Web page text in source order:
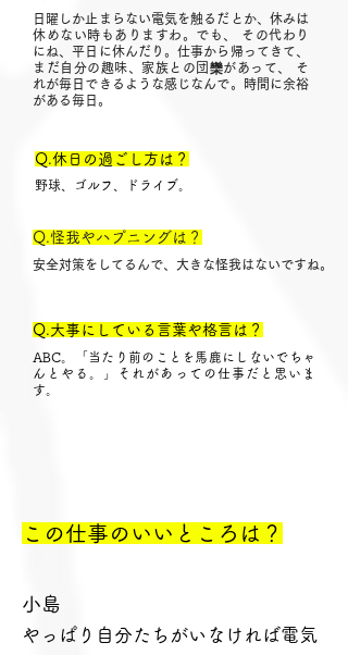
日曜しか止まらない電気を触るだとか、休みは
休めない時もありますわ。でも、 その代わり
にね、平日に休んだり。仕事から帰ってきて、
まだ自分の趣味、家族との団欒があって、 そ
れが毎日できるような感じなんで。時間に余裕
がある毎日。
Q.休日の過ごし方は？
​野球、ゴルフ、ドライブ。
Q.怪我やハプニングは？
安全対策をしてるんで、大きな怪我はないですね。
Q.大事にしている言葉や格言は？
ABC。「当たり前のことを馬鹿にしないでちゃ
んとやる。」それがあっての仕事だと思いま
す。
この仕事のいいところは？
小島
やっぱり自分たちがいなければ電気